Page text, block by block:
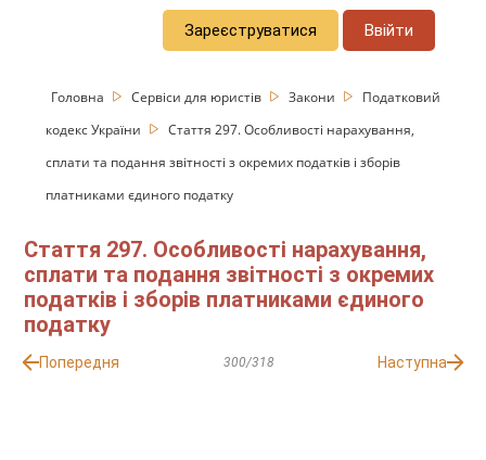
Зареєструватися Ввійти
Головна Сервіси для юристів Закони
Податковий
кодекс України
Стаття 297. Особливості нарахування,
сплати та подання звітності з окремих податків і зборів
платниками єдиного податку
Стаття 297. Особливості нарахування,
сплати та подання звітності з окремих
податків і зборів платниками єдиного
податку
Попередня 300/318 Наступна